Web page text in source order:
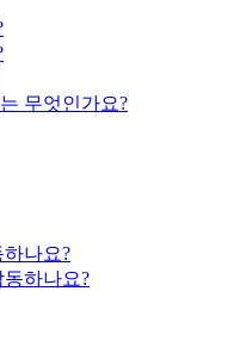
무엇인가요?
나요?
하나요?